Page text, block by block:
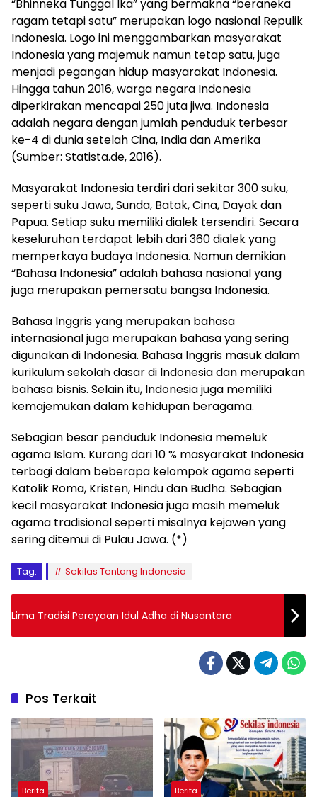
“Bhinneka Tunggal Ika” yang bermakna “beraneka
ragam tetapi satu” merupakan logo nasional Repulik
Indonesia. Logo ini menggambarkan masyarakat
Indonesia yang majemuk namun tetap satu, juga
menjadi pegangan hidup masyarakat Indonesia.
Hingga tahun 2016, warga negara Indonesia
diperkirakan mencapai 250 juta jiwa. Indonesia
adalah negara dengan jumlah penduduk terbesar
ke-4 di dunia setelah Cina, India dan Amerika
(Sumber: Statista.de, 2016).
Masyarakat Indonesia terdiri dari sekitar 300 suku,
seperti suku Jawa, Sunda, Batak, Cina, Dayak dan
Papua. Setiap suku memiliki dialek tersendiri. Secara
keseluruhan terdapat lebih dari 360 dialek yang
memperkaya budaya Indonesia. Namun demikian
“Bahasa Indonesia” adalah bahasa nasional yang
juga merupakan pemersatu bangsa Indonesia.
Bahasa Inggris yang merupakan bahasa
internasional juga merupakan bahasa yang sering
digunakan di Indonesia. Bahasa Inggris masuk dalam
kurikulum sekolah dasar di Indonesia dan merupakan
bahasa bisnis. Selain itu, Indonesia juga memiliki
kemajemukan dalam kehidupan beragama.
Sebagian besar penduduk Indonesia memeluk
agama Islam. Kurang dari 10 % masyarakat Indonesia
terbagi dalam beberapa kelompok agama seperti
Katolik Roma, Kristen, Hindu dan Budha. Sebagian
kecil masyarakat Indonesia juga masih memeluk
agama tradisional seperti misalnya kejawen yang
sering ditemui di Pulau Jawa. (*)
Tag: Sekilas Tentang Indonesia
Lima Tradisi Perayaan Idul Adha di Nusantara
Pos Terkait
Berita Berita